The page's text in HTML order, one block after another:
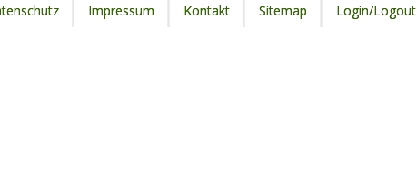
Impressum Kontakt Sitemap Login/Logout